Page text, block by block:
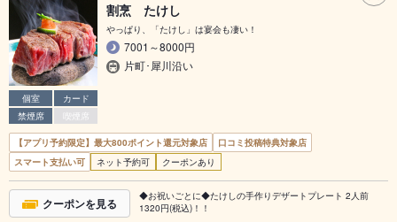
個室
カード
禁煙席
喫煙席
割烹 たけし
やっぱり、「たけし」は宴会も凄い！
7001～8000円
片町･犀川沿い
【アプリ予約限定】最大800ポイント還元対象店
口コミ投稿特典対象店
スマート支払い可
ネット予約可 クーポンあり
クーポンを見る
◆お祝いごとに◆たけしの手作りデザートプレート 2人前
1320円(税込)！！